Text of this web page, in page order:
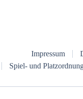
Impressum
Spiel- und